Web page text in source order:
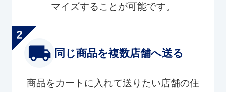
マイズすることが可能です。
同じ商品を複数店舗へ送る
商品をカートに入れて送りたい店舗の住